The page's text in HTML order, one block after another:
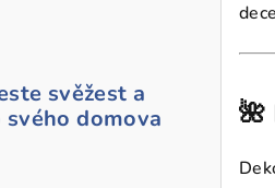
svěžest a
domova
🌺